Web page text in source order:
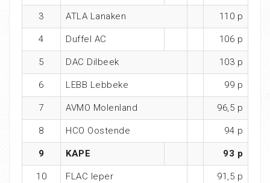
3 ATLA Lanaken 110 p
4 Duffel AC 106 p
5 DAC Dilbeek 103 p
6 LEBB Lebbeke 99 p
7 AVMO Molenland 96,5 p
8 HCO Oostende 94 p
9 KAPE 93 p
10 FLAC Ieper 91,5 p